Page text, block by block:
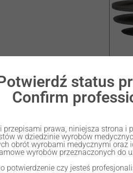
status
Confirm
prawa, niniejsza strona i
w dziedzinie wyrobów
obrót wyrobami medycznymi oraz
wyrobów przeznaczonych do
potwierdzenie czy jesteś